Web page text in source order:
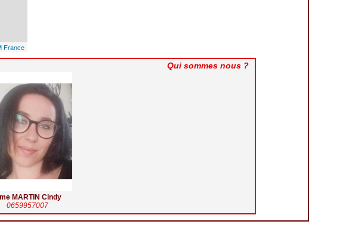
France
Qui sommes nous ?
MARTIN Cindy
0659957007